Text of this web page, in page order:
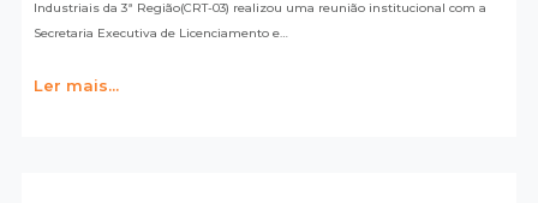
Industriais da 3ª Região(CRT-03) realizou uma reunião institucional com a
Secretaria Executiva de Licenciamento e…
Ler mais...